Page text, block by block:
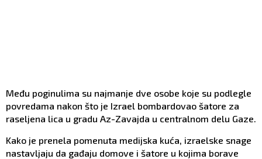
Među poginulima su najmanje dve osobe koje su podlegle
povredama nakon što je Izrael bombardovao šatore za
raseljena lica u gradu Az-Zavajda u centralnom delu Gaze.
Kako je prenela pomenuta medijska kuća, izraelske snage
nastavljaju da gađaju domove i šatore u kojima borave